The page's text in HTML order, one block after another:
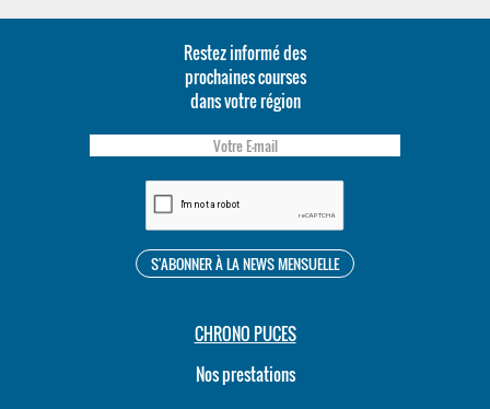
Restez informé des
prochaines courses
dans votre région
CHRONO PUCES
Nos prestations